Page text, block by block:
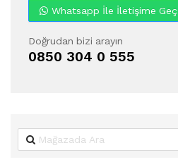
Whatsapp İle İletişime Geç
Doğrudan bizi arayın
0850 304 0 555